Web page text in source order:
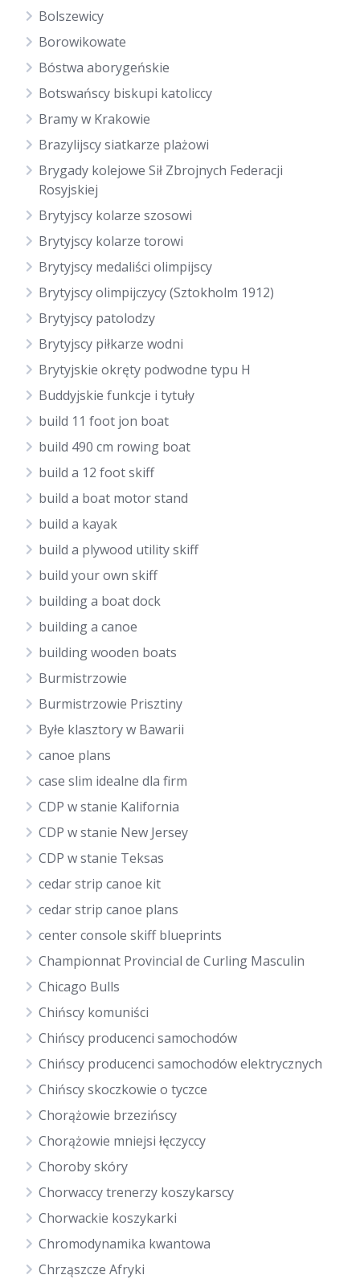
Bolszewicy
Borowikowate
Bóstwa aborygeńskie
Botswańscy biskupi katoliccy
Bramy w Krakowie
Brazylijscy siatkarze plażowi
Brygady kolejowe Sił Zbrojnych Federacji
Rosyjskiej
Brytyjscy kolarze szosowi
Brytyjscy kolarze torowi
Brytyjscy medaliści olimpijscy
Brytyjscy olimpijczycy (Sztokholm 1912)
Brytyjscy patolodzy
Brytyjscy piłkarze wodni
Brytyjskie okręty podwodne typu H
Buddyjskie funkcje i tytuły
build 11 foot jon boat
build 490 cm rowing boat
build a 12 foot skiff
build a boat motor stand
build a kayak
build a plywood utility skiff
build your own skiff
building a boat dock
building a canoe
building wooden boats
Burmistrzowie
Burmistrzowie Prisztiny
Byłe klasztory w Bawarii
canoe plans
case slim idealne dla firm
CDP w stanie Kalifornia
CDP w stanie New Jersey
CDP w stanie Teksas
cedar strip canoe kit
cedar strip canoe plans
center console skiff blueprints
Championnat Provincial de Curling Masculin
Chicago Bulls
Chińscy komuniści
Chińscy producenci samochodów
Chińscy producenci samochodów elektrycznych
Chińscy skoczkowie o tyczce
Chorążowie brzezińscy
Chorążowie mniejsi łęczyccy
Choroby skóry
Chorwaccy trenerzy koszykarscy
Chorwackie koszykarki
Chromodynamika kwantowa
Chrząszcze Afryki